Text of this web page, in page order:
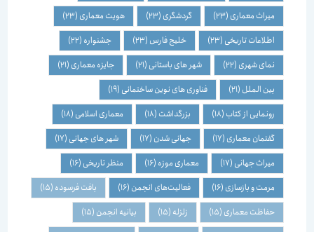
میراث معماری(23) گردشگری(23) هویت معماری(23)
اطلاعات تاریخی(23) خلیج فارس(23) جشنواره(22)
نمای شهری(22) شهر های باستانی(21) جایزه معماری(21)
بین الملل(21) فناوری های نوین ساختمانی(19)
رونمایی از کتاب(18) بزرگداشت(18) معماری اسلامی(18)
گفتمان معماری(17) جهانی شدن(17) شهر های جهانی(17)
میراث جهانی(17) معماری موزه(16) منظر تاریخی(16)
مرمت و بازسازی(16) فعالیت‌های انجمن(16) بافت فرسوده(15)
حفاظت معماری(15) زلزله(15) بیانیه انجمن(15)